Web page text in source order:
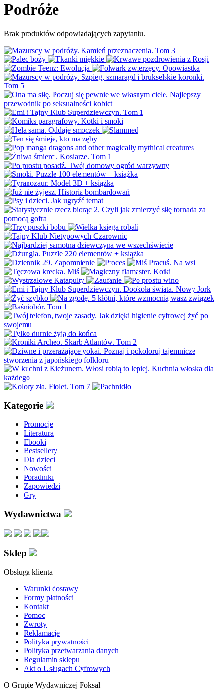
Podróże
Brak produktów odpowiadających zapytaniu.
Kategorie
Promocje
Literatura
Ebooki
Bestsellery
Dla dzieci
Nowości
Poradniki
Zapowiedzi
Gry
Wydawnictwa
Sklep
Obsługa klienta
Warunki dostawy
Formy płatności
Kontakt
Pomoc
Zwroty
Reklamacje
Polityka prywatności
Polityka przetwarzania danych
Regulamin sklepu
Akt o Usługach Cyfrowych
O Grupie Wydawniczej Foksal